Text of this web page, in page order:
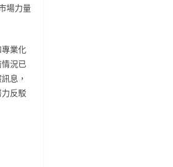
場力量
業化
況已
息，
反駁